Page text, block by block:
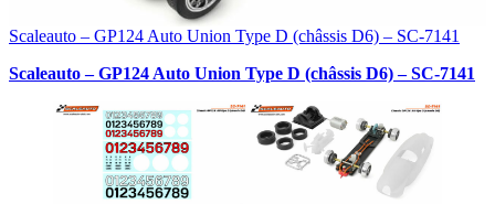
Scaleauto – GP124 Auto Union Type D (châssis D6) – SC-7141
Scaleauto – GP124 Auto Union Type D (châssis D6) – SC-7141